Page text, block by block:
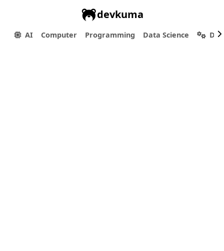
devkuma
AI Computer Programming Data Science